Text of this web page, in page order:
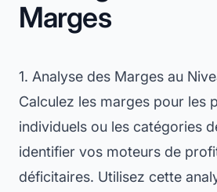
Marges
1. Analyse des Marges au
Calculez les marges pour les
individuels ou les catégories
identifier vos moteurs de
déficitaires. Utilisez cette